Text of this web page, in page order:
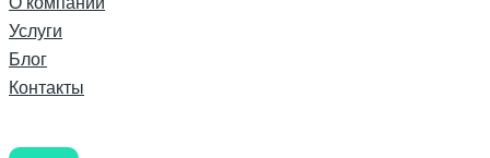
Услуги
Блог
Контакты